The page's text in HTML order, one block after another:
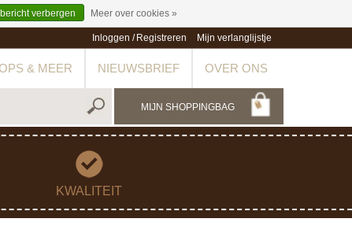
Inloggen / Registreren Mijn verlanglijstje
& MEER NIEUWSBRIEF OVER ONS
MIJN SHOPPINGBAG
KWALITEIT
verbergen Meer over cookies »